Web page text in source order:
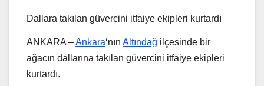
Dallara takılan güvercini itfaiye ekipleri kurtardı
ANKARA –Ankara‘nın Altındağ ilçesinde bir
ağacın dallarına takılan güvercini itfaiye ekipleri
kurtardı.